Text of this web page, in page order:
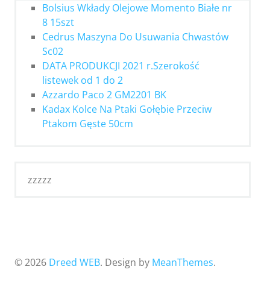
Bolsius Wkłady Olejowe Momento Białe nr
8 15szt
Cedrus Maszyna Do Usuwania Chwastów
Sc02
DATA PRODUKCJI 2021 r.Szerokość
listewek od 1 do 2
Azzardo Paco 2 GM2201 BK
Kadax Kolce Na Ptaki Gołębie Przeciw
Ptakom Gęste 50cm
zzzzz
© 2026 Dreed WEB. Design by MeanThemes.